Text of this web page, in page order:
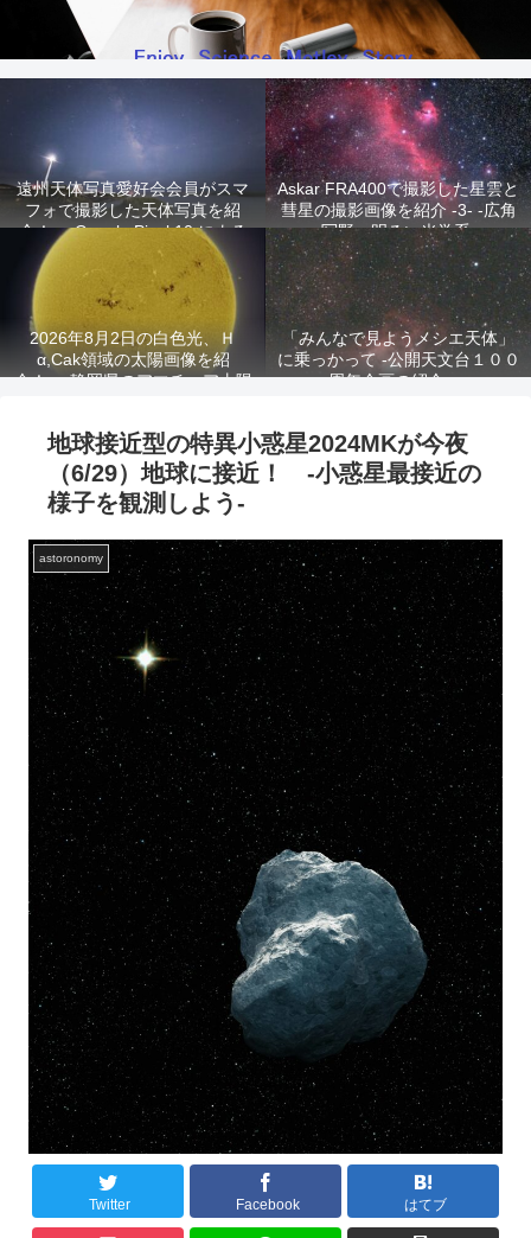
遠州天体写真愛好会会員がスマ
フォで撮影した天体写真を紹
介！ -Google Pixel 10 による
星景写真-
Askar FRA400で撮影した星雲と
彗星の撮影画像を紹介 -3- -広角
写野、明るい光学系-
2026年8月2日の白色光、Ｈ
α,Cak領域の太陽画像を紹
介！ -静岡県のアマチュア太陽
「みんなで見ようメシエ天体」
に乗っかって -公開天文台１００
周年企画の紹介-
地球接近型の特異小惑星2024MKが今夜
（6/29）地球に接近！ -小惑星最接近の
様子を観測しよう-
astoronomy
Twitter Facebook はてブ